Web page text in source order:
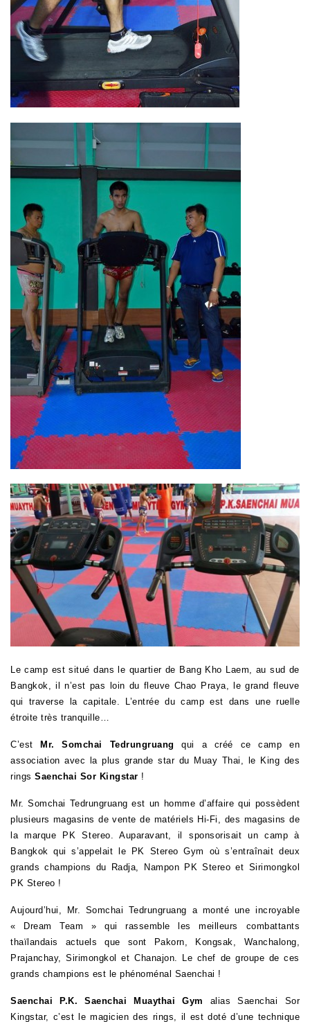
Le camp est situé dans le quartier de Bang Kho Laem, au sud de
Bangkok, il n’est pas loin du fleuve Chao Praya, le grand fleuve
qui traverse la capitale.
L’entrée du camp est dans une ruelle
étroite très tranquille…
C’est Mr. Somchai Tedrungruang
qui a créé ce camp en
association avec la plus grande star du Muay Thai, le King des
rings Saenchai Sor Kingstar !
Mr. Somchai Tedrungruang est un homme d’affaire qui possèdent
plusieurs magasins de vente de matériels Hi-Fi, des magasins de
la marque PK Stereo. Auparavant, il sponsorisait un camp à
Bangkok qui s’appelait le PK Stereo Gym où s’entraînait deux
grands champions du Radja, Nampon PK Stereo et Sirimongkol
PK Stereo !
Aujourd’hui, Mr. Somchai Tedrungruang a monté une incroyable
« Dream Team » qui rassemble les meilleurs combattants
thaïlandais actuels que sont Pakorn, Kongsak, Wanchalong,
Prajanchay, Sirimongkol et Chanajon. Le chef de groupe de ces
grands champions est le phénoménal Saenchai !
Saenchai P.K. Saenchai Muaythai Gym
alias Saenchai Sor
Kingstar, c’est le magicien des rings, il est doté d’une technique